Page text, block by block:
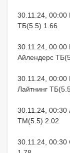
30.11.24, 00:00
ТБ(5.5) 1.66
30.11.24, 00:00
Айлендерс
30.11.24,
Лайтнинг
30.11.24, 00:30
ТМ(5.5) 2.02
30.11.24,